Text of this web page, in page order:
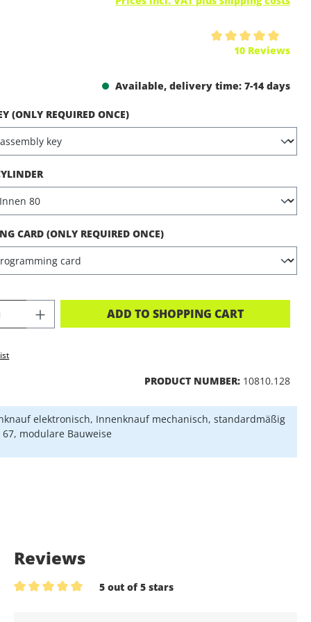
10 Reviews
Available, delivery time: 7-14 days
(ONLY REQUIRED ONCE)
CARD (ONLY REQUIRED ONCE)
QUANTITY: ENTER THE DESIRED
ADD TO SHOPPING CART
PRODUCT NUMBER: 10810.128
elektronisch, Innenknauf mechanisch, standardmäßig
67, modulare Bauweise
Reviews
5 out of 5 stars